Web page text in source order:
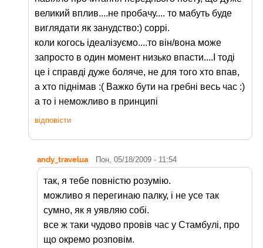
великий вплив....не пробачу.... то мабуть буде
виглядати як занудство:) соррі.
коли когось ідеалізуємо....то він/вона може
запросто в один момент низько впасти....І тоді
це і справді дуже боляче, не для того хто впав,
а хто піднімав :( Важко бути на гребні весь час :)
а то і неможливо в принципі
відповісти
andy_travelua Пон, 05/18/2009 - 11:54
так, я тебе повністю розумію.
можливо я перегинаю палку, і не усе так
сумно, як я уявляю собі.
все ж таки чудово провів час у Стамбулі, про
що окремо розповім.